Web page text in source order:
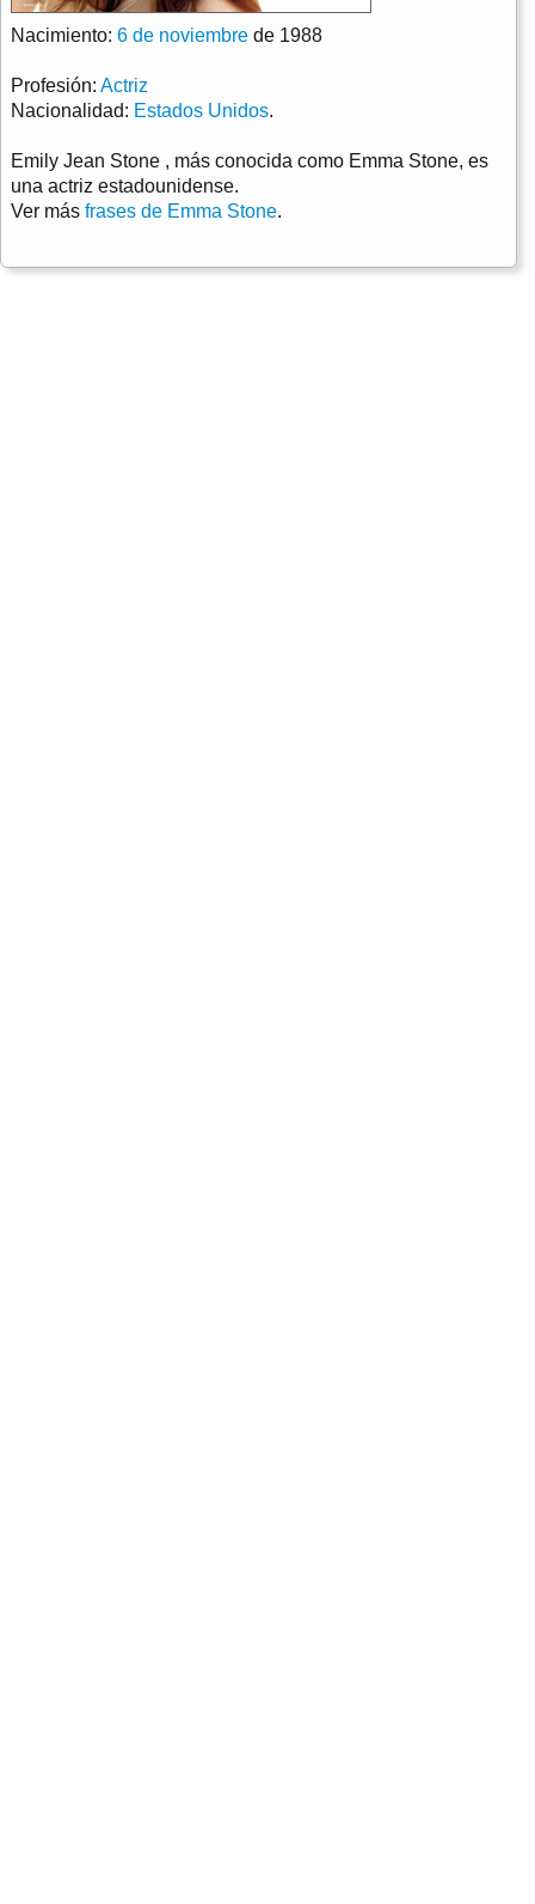
Nacimiento: 6 de noviembre de 1988
Profesión: Actriz
Nacionalidad: Estados Unidos.
Emily Jean Stone , más conocida como Emma Stone, es
una actriz estadounidense.
Ver más frases de Emma Stone.